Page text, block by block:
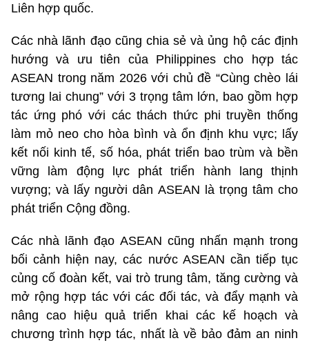
Liên hợp quốc.
Các nhà lãnh đạo cũng chia sẻ và ủng hộ các định
hướng và ưu tiên của Philippines cho hợp tác
ASEAN trong năm 2026 với chủ đề “Cùng chèo lái
tương lai chung” với 3 trọng tâm lớn, bao gồm hợp
tác ứng phó với các thách thức phi truyền thống
làm mỏ neo cho hòa bình và ổn định khu vực; lấy
kết nối kinh tế, số hóa, phát triển bao trùm và bền
vững làm động lực phát triển hành lang thịnh
vượng; và lấy người dân ASEAN là trọng tâm cho
phát triển Cộng đồng.
Các nhà lãnh đạo ASEAN cũng nhấn mạnh trong
bối cảnh hiện nay, các nước ASEAN cần tiếp tục
củng cố đoàn kết, vai trò trung tâm, tăng cường và
mở rộng hợp tác với các đối tác, và đẩy mạnh và
nâng cao hiệu quả triển khai các kế hoạch và
chương trình hợp tác, nhất là về bảo đảm an ninh